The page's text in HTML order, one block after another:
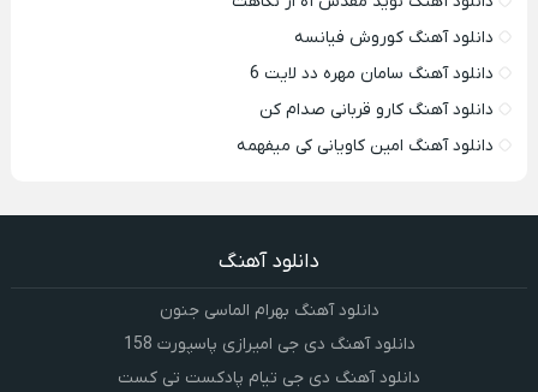
دانلود آهنگ کوروش فیانسه
دانلود آهنگ سامان مهره دد لایت 6
دانلود آهنگ کارو قربانی صدام کن
دانلود آهنگ امین کاویانی کی میفهمه
دانلود آهنگ
دانلود آهنگ بهرام الماسی جنون
دانلود آهنگ دی جی امیرازی پاسپورت 158
دانلود آهنگ دی جی تیام پادکست تی کست